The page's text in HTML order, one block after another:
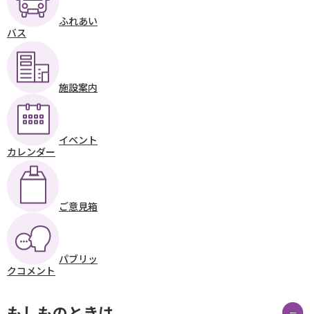
ふれあい
バス
施設案内
イベント
カレンダー
ご意見箱
パブリッ
クコメント